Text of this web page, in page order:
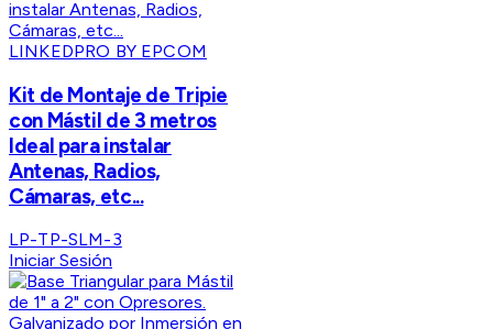
LINKEDPRO BY EPCOM
Kit de Montaje de Tripie
con Mástil de 3 metros
Ideal para instalar
Antenas, Radios,
Cámaras, etc...
LP-TP-SLM-3
Iniciar Sesión